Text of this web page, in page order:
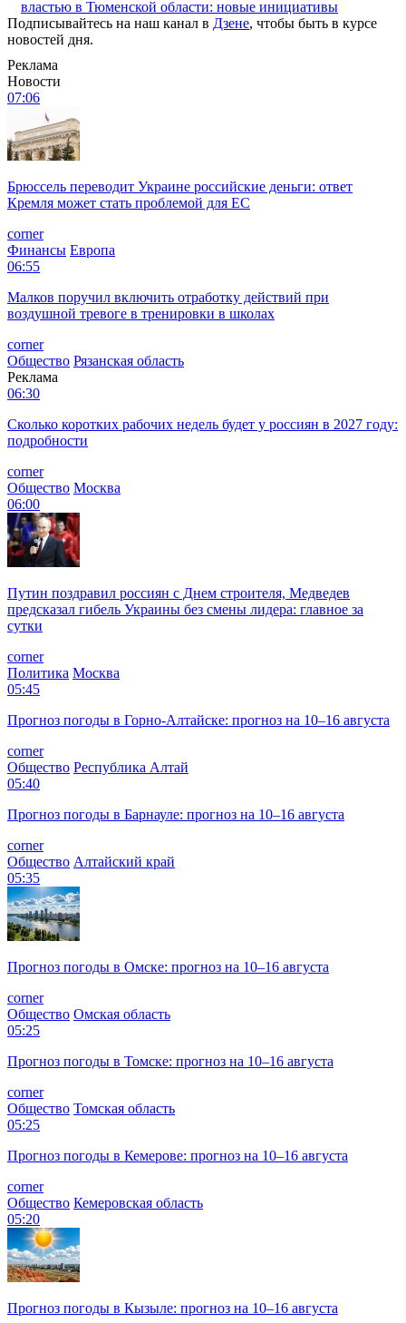
властью в Тюменской области: новые инициативы
Подписывайтесь на наш канал в Дзене, чтобы быть в курсе
новостей дня.
Реклама
Новости
07:06
Брюссель переводит Украине российские деньги: ответ
Кремля может стать проблемой для EC
corner
Финансы Европа
06:55
Малков поручил включить отработку действий при
воздушной тревоге в тренировки в школах
corner
Общество Рязанская область
Реклама
06:30
Сколько коротких рабочих недель будет у россиян в 2027 году:
подробности
corner
Общество Москва
06:00
Путин поздравил россиян с Днем строителя, Медведев
предсказал гибель Украины без смены лидера: главное за
сутки
corner
Политика Москва
05:45
Прогноз погоды в Горно-Алтайске: прогноз на 10–16 августа
corner
Общество Республика Алтай
05:40
Прогноз погоды в Барнауле: прогноз на 10–16 августа
corner
Общество Алтайский край
05:35
Прогноз погоды в Омске: прогноз на 10–16 августа
corner
Общество Омская область
05:25
Прогноз погоды в Томске: прогноз на 10–16 августа
corner
Общество Томская область
05:25
Прогноз погоды в Кемерове: прогноз на 10–16 августа
corner
Общество Кемеровская область
05:20
Прогноз погоды в Кызыле: прогноз на 10–16 августа